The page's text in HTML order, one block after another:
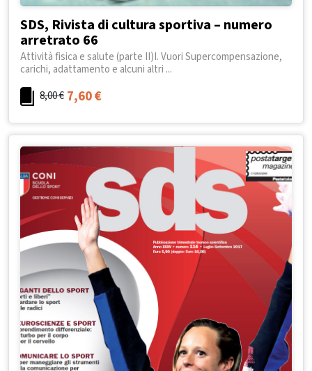
SDS, Rivista di cultura sportiva – numero
arretrato 66
Attività fisica e salute (parte II)I. Vuori Supercompensazione,
carichi, adattamento e alcuni altri ...
8,00€ 7,60€